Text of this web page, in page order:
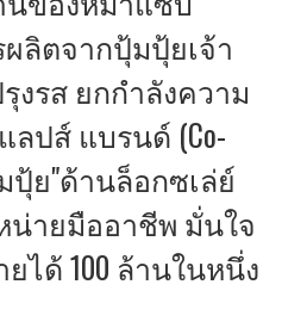
ลิตจากปุ้มปุ้ยเจ้า
งรส ยกกำลังความ
ปส์ แบรนด์ (Co-
ปุ้ย"ด้านล็อกซเล่ย์
น่ายมืออาชีพ มั่นใจ
ได้ 100 ล้านในหนึ่ง